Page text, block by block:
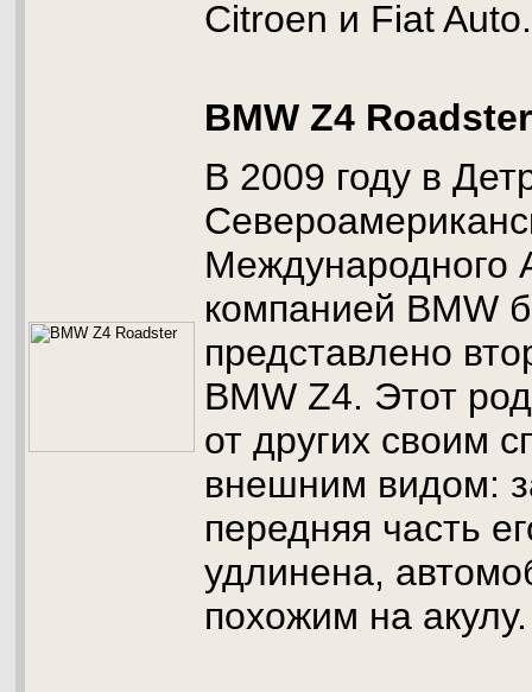
Citroen и Fiat Auto.
BMW Z4 Roadster
В 2009 году в
Международного
компанией BMW
представлено
BMW Z4. Этот
от других своим
внешним видом:
передняя часть
удлинена,
похожим на акулу.